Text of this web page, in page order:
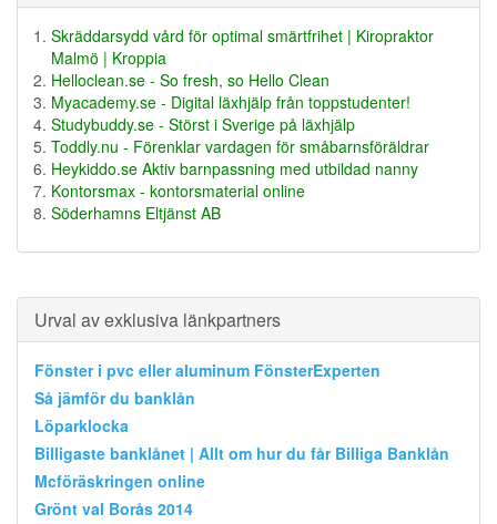
Skräddarsydd vård för optimal smärtfrihet | Kiropraktor
Malmö | Kroppia
Helloclean.se - So fresh, so Hello Clean
Myacademy.se - Digital läxhjälp från toppstudenter!
Studybuddy.se - Störst i Sverige på läxhjälp
Toddly.nu - Förenklar vardagen för småbarnsföräldrar
Heykiddo.se Aktiv barnpassning med utbildad nanny
Kontorsmax - kontorsmaterial online
Söderhamns Eltjänst AB
Urval av exklusiva länkpartners
Fönster i pvc eller aluminum FönsterExperten
Så jämför du banklån
Löparklocka
Billigaste banklånet | Allt om hur du får Billiga Banklån
Mcföräskringen online
Grönt val Borås 2014